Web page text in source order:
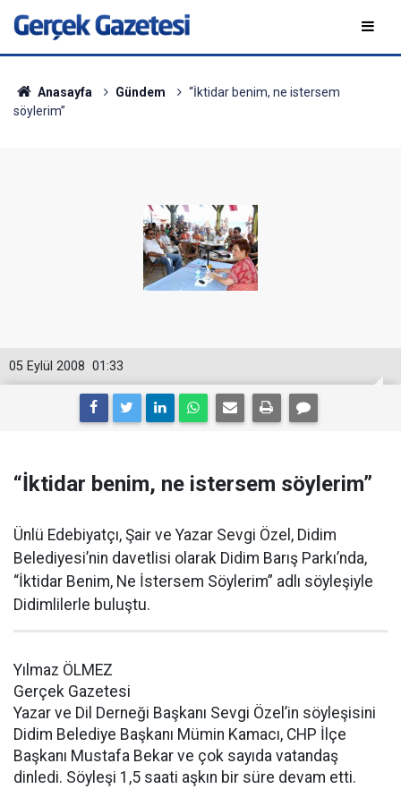
Anasayfa Gündem
“İktidar benim, ne istersem
söylerim”
01:33
05 Eylül 2008
“İktidar benim, ne istersem söylerim”
Ünlü Edebiyatçı, Şair ve Yazar Sevgi Özel, Didim
Belediyesi’nin davetlisi olarak Didim Barış Parkı’nda,
“İktidar Benim, Ne İstersem Söylerim” adlı söyleşiyle
Didimlilerle buluştu.
Yılmaz ÖLMEZ
Gerçek Gazetesi
Yazar ve Dil Derneği Başkanı Sevgi Özel’in söyleşisini
Didim Belediye Başkanı Mümin Kamacı, CHP İlçe
Başkanı Mustafa Bekar ve çok sayıda vatandaş
dinledi. Söyleşi 1,5 saati aşkın bir süre devam etti.